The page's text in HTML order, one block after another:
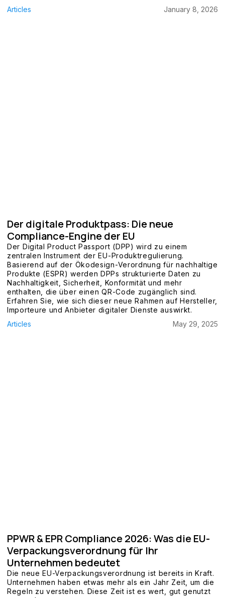
Articles
January 8, 2026
Der digitale Produktpass: Die neue
Compliance-Engine der EU
Der Digital Product Passport (DPP) wird zu einem
zentralen Instrument der EU-Produktregulierung.
Basierend auf der Ökodesign-Verordnung für nachhaltige
Produkte (ESPR) werden DPPs strukturierte Daten zu
Nachhaltigkeit, Sicherheit, Konformität und mehr
enthalten, die über einen QR-Code zugänglich sind.
Erfahren Sie, wie sich dieser neue Rahmen auf Hersteller,
Importeure und Anbieter digitaler Dienste auswirkt.
Articles
May 29, 2025
PPWR & EPR Compliance 2026: Was die EU-
Verpackungsverordnung für Ihr
Unternehmen bedeutet
Die neue EU-Verpackungsverordnung ist bereits in Kraft.
Unternehmen haben etwas mehr als ein Jahr Zeit, um die
Regeln zu verstehen. Diese Zeit ist es wert, gut genutzt